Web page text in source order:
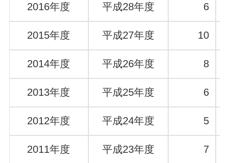
2016年度 平成28年度 6
2015年度 平成27年度 10
2014年度 平成26年度 8
2013年度 平成25年度 6
2012年度 平成24年度 5
2011年度 平成23年度 7